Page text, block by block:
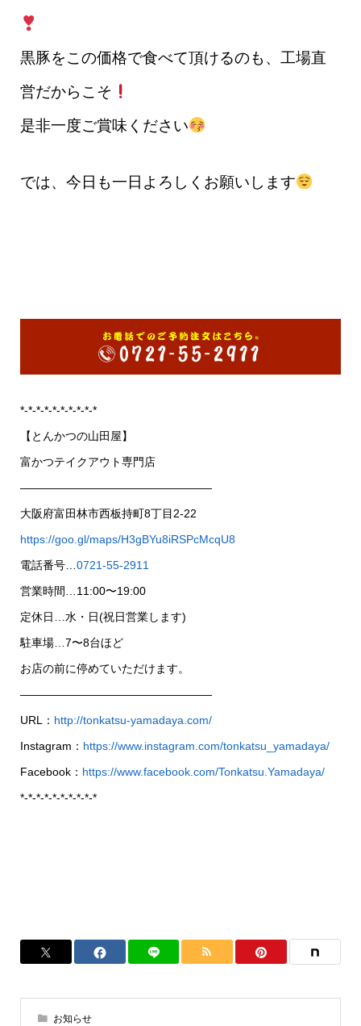
黒豚をこの価格で食べて頂けるのも、工場直
営だからこそ
是非一度ご賞味ください
では、今日も一日よろしくお願いします
*-*-*-*-*-*-*-*-*-*
【とんかつの山田屋】
富かつテイクアウト専門店
—————————————————
大阪府富田林市西板持町8丁目2-22
https://goo.gl/maps/H3gBYu8iRSPcMcqU8
電話番号…0721-55-2911
営業時間…11:00〜19:00
定休日…水・日(祝日営業します)
駐車場…7〜8台ほど
お店の前に停めていただけます。
—————————————————
URL： http://tonkatsu-yamadaya.com/
Instagram： https://www.instagram.com/tonkatsu_yamadaya/
Facebook： https://www.facebook.com/Tonkatsu.Yamadaya/
*-*-*-*-*-*-*-*-*-*
お知らせ